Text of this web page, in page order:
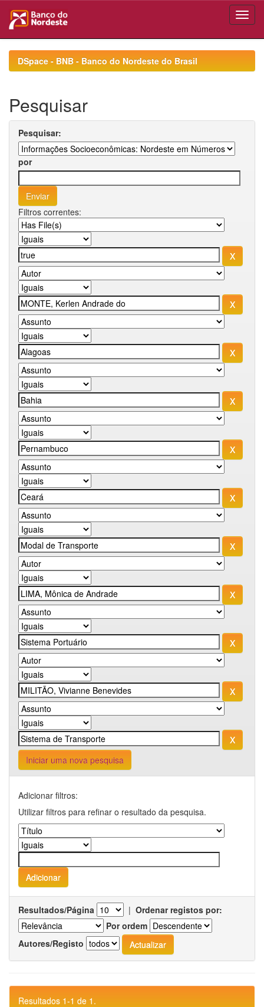
navigationDSpace - BNB - Banco do Nordeste do Brasil
Pesquisar
Pesquisar:
por
Filtros correntes:
Iniciar uma nova pesquisa
Adicionar filtros:
Utilizar filtros para refinar o resultado da pesquisa.
Resultados/Página | Ordenar registos por:
Por ordem
Autores/Registo
Resultados 1-1 de 1.